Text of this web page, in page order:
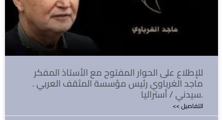
للإطلاع على الحوار المفتوح مع الأستاذ المفكر
ماجد الغرباوي رئيس مؤسسة المثقف العربي .
سيدني / أستراليا.
<< التفاصيل